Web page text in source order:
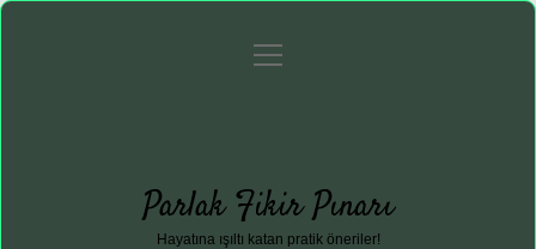
Gizlilik Politikası
menüyü
Parlak Fikir Pınarı
Hayatına ışıltı katan pratik öneriler!